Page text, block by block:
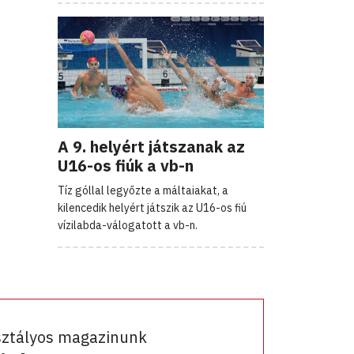
A 9. helyért játszanak az
U16-os fiúk a vb-n
Tíz góllal legyőzte a máltaiakat, a
kilencedik helyért játszik az U16-os fiú
vízilabda-válogatott a vb-n.
magazinunk